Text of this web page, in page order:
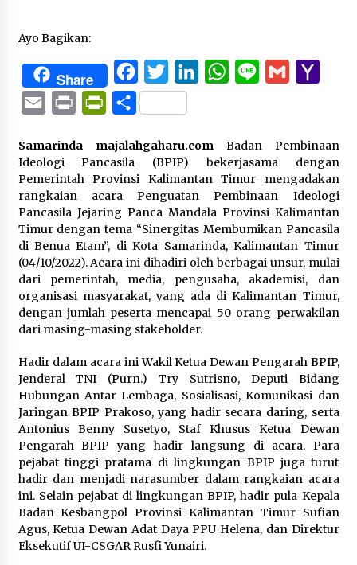
Ayo Bagikan:
Share FacebookTwitterLinkedInWhatsApp
Line Gmail
Email Print PrintFriendly
Share
Samarinda majalahgaharu.comBadan Pembinaan
Ideologi Pancasila (BPIP) bekerjasama dengan
Pemerintah Provinsi Kalimantan Timur mengadakan
rangkaian acara Penguatan Pembinaan Ideologi
Pancasila Jejaring Panca Mandala Provinsi Kalimantan
Timur dengan tema “Sinergitas Membumikan Pancasila
di Benua Etam”, di Kota Samarinda, Kalimantan Timur
(04/10/2022). Acara ini dihadiri oleh berbagai unsur, mulai
dari pemerintah, media, pengusaha, akademisi, dan
organisasi masyarakat, yang ada di Kalimantan Timur,
dengan jumlah peserta mencapai 50 orang perwakilan
dari masing-masing stakeholder.
Hadir dalam acara ini Wakil Ketua Dewan Pengarah BPIP,
Jenderal TNI (Purn.) Try Sutrisno, Deputi Bidang
Hubungan Antar Lembaga, Sosialisasi, Komunikasi dan
Jaringan BPIP Prakoso, yang hadir secara daring, serta
Antonius Benny Susetyo, Staf Khusus Ketua Dewan
Pengarah BPIP yang hadir langsung di acara. Para
pejabat tinggi pratama di lingkungan BPIP juga turut
hadir dan menjadi narasumber dalam rangkaian acara
ini. Selain pejabat di lingkungan BPIP, hadir pula Kepala
Badan Kesbangpol Provinsi Kalimantan Timur Sufian
Agus, Ketua Dewan Adat Daya PPU Helena, dan Direktur
Eksekutif UI-CSGAR Rusfi Yunairi.